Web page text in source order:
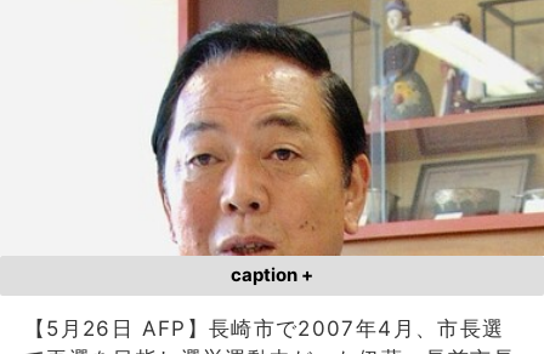
caption +
【5月26日 AFP】長崎市で2007年4月、市長選